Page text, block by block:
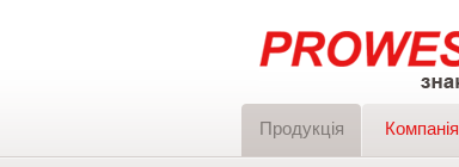
Продукція Компанія